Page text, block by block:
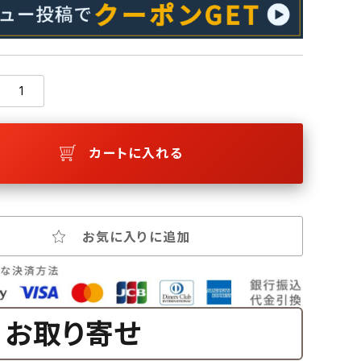
カートに入れる
お気に入りに追加
お取り寄せ